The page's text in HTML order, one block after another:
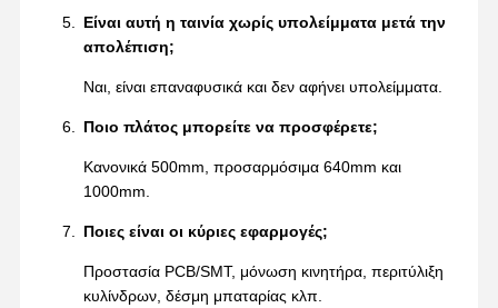
Είναι αυτή η ταινία χωρίς υπολείμματα μετά την
απολέπιση;
Ναι, είναι επαναφυσικά και δεν αφήνει υπολείμματα.
Ποιο πλάτος μπορείτε να προσφέρετε;
Κανονικά 500mm, προσαρμόσιμα 640mm και
1000mm.
Ποιες είναι οι κύριες εφαρμογές;
Προστασία PCB/SMT, μόνωση κινητήρα, περιτύλιξη
κυλίνδρων, δέσμη μπαταρίας κλπ.